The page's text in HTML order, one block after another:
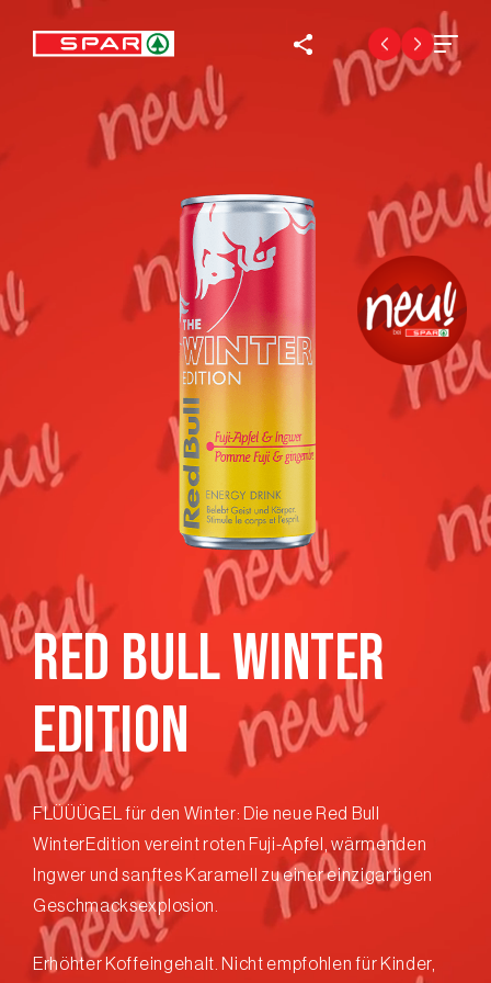
RED BULL WINTER
EDITION
FLÜÜÜGEL für den Winter: Die neue Red Bull
WinterEdition vereint roten Fuji-Apfel, wärmenden
Ingwer und sanftes Karamell zu einer einzigartigen
Geschmacksexplosion.
Erhöhter Koffeingehalt. Nicht empfohlen für Kinder,